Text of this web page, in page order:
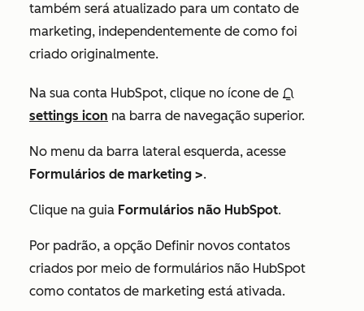
também será atualizado para um contato de
marketing, independentemente de como foi
criado originalmente.
Na sua conta HubSpot, clique no ícone de
settings icon na barra de navegação superior.
No menu da barra lateral esquerda, acesse
Formulários de marketing >.
Clique na guia Formulários não HubSpot.
Por padrão, a opção Definir novos contatos
criados por meio de formulários não HubSpot
como contatos de marketing está ativada.